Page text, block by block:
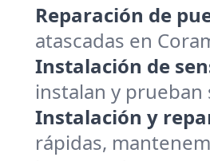
Reparación de
atascadas en
Instalación de
instalan y
Instalación y
rápidas,